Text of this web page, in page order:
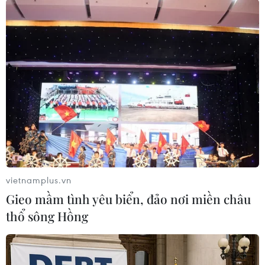
chlorpyrifos vốn gây hại cho não. Một lượng rất
nhỏ chlorpyrifos có thể gây tổn hại vĩnh viễn
sức khỏe của trẻ sơ sinh và trẻ nhỏ./.
(TTXVN/Vietnam+)
vietnamplus.vn
Gieo mầm tình yêu biển, đảo nơi miền châu
thổ sông Hồng